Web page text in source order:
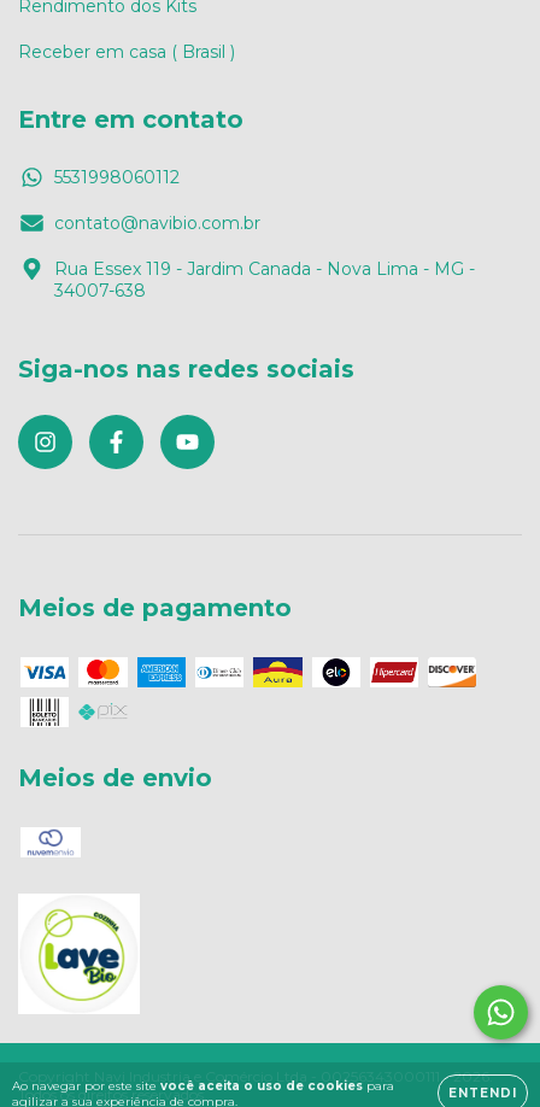
Ao navegar por este site você aceita o uso de cookies para
agilizar a sua experiência de compra.
ENTENDI
Rendimento dos Kits
Receber em casa ( Brasil )
Entre em contato
5531998060112
contato@navibio.com.br
Rua Essex 119 - Jardim Canada - Nova Lima - MG -
34007-638
Siga-nos nas redes sociais
Meios de pagamento
Meios de envio
Copyright Navi Industria e Comércio Ltda - 00256343000111 - 2026.
Todos os direitos reservados.